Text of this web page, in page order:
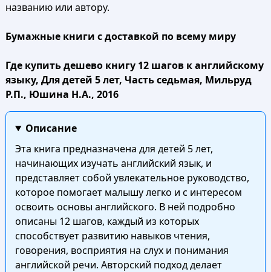
названию или автору.
Бумажные книги с доставкой по всему миру
Где купить дешево книгу 12 шагов к английскому
языку, Для детей 5 лет, Часть седьмая, Мильруд
Р.П., Юшина Н.А., 2016
Описание
Эта книга предназначена для детей 5 лет,
начинающих изучать английский язык, и
представляет собой увлекательное руководство,
которое помогает малышу легко и с интересом
освоить основы английского. В ней подробно
описаны 12 шагов, каждый из которых
способствует развитию навыков чтения,
говорения, восприятия на слух и понимания
английской речи. Авторский подход делает